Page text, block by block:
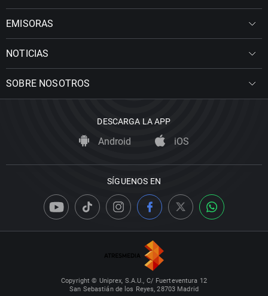
EMISORAS
NOTICIAS
SOBRE NOSOTROS
DESCARGA LA APP
Android iOS
SÍGUENOS EN
Copyright © Uniprex, S.A.U., C/ Fuerteventura 12
San Sebastián de los Reyes, 28703 Madrid